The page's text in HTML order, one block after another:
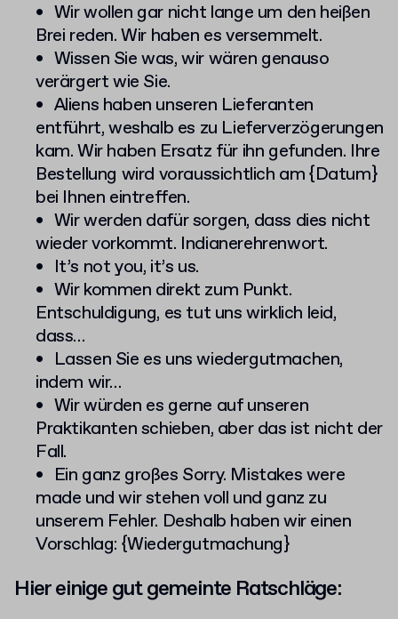
Wir wollen gar nicht lange um den heißen
Brei reden. Wir haben es versemmelt.
Wissen Sie was, wir wären genauso
verärgert wie Sie.
Aliens haben unseren Lieferanten
entführt, weshalb es zu Lieferverzögerungen
kam. Wir haben Ersatz für ihn gefunden. Ihre
Bestellung wird voraussichtlich am {Datum}
bei Ihnen eintreffen.
Wir werden dafür sorgen, dass dies nicht
wieder vorkommt. Indianerehrenwort.
It’s not you, it’s us.
Wir kommen direkt zum Punkt.
Entschuldigung, es tut uns wirklich leid,
dass…
Lassen Sie es uns wiedergutmachen,
indem wir…
Wir würden es gerne auf unseren
Praktikanten schieben, aber das ist nicht der
Fall.
Ein ganz großes Sorry. Mistakes were
made und wir stehen voll und ganz zu
unserem Fehler. Deshalb haben wir einen
Vorschlag: {Wiedergutmachung}
Hier einige gut gemeinte Ratschläge: